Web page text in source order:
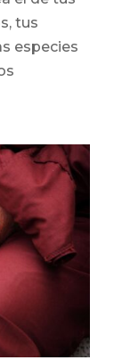
tus
especies